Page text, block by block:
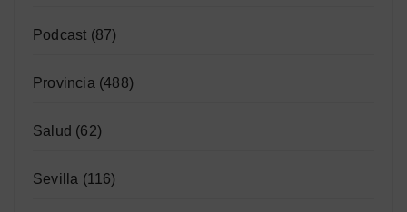
Podcast (87)
Provincia (488)
Salud (62)
Sevilla (116)